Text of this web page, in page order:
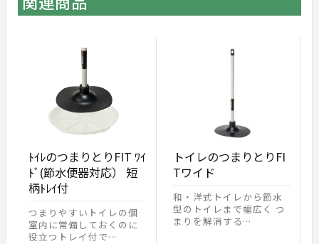
ﾄｲﾚのつまりとりFIT ﾜｲ
ﾄﾞ(節水便器対応） 短
柄ﾄﾚｲ付
つまりやすいトイレの個
室内に常備しておくのに
役立つトレイ付で…
トイレのつまりとりFI
Tワイド
和・洋式トイレから節水
型のトイレまで幅広く つ
まりを解消する…